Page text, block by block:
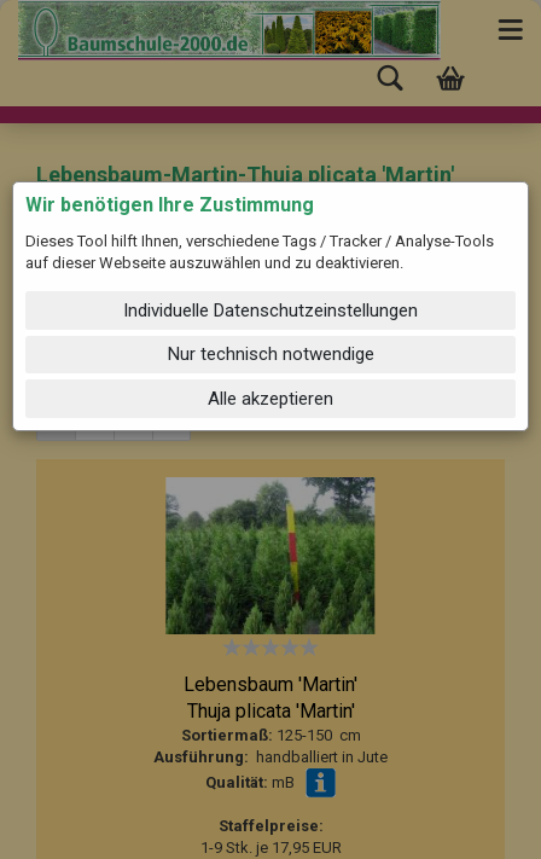
Lebensbaum-Martin-Thuja plicata 'Martin'
Beschreibung ...
Filter nach Sortiermaß in cm: Alle Größen Sortieren nach
Lebensbaum 'Martin'
Thuja plicata 'Martin'
Sortiermaß: 125-150 cm
Ausführung: handballiert in Jute
Qualität: mB
Staffelpreise:
1-9 Stk. je 17,95 EUR
Wir benötigen Ihre Zustimmung
Dieses Tool hilft Ihnen, verschiedene Tags / Tracker / Analyse-Tools
auf dieser Webseite auszuwählen und zu deaktivieren.
Individuelle Datenschutzeinstellungen
Nur technisch notwendige
Alle akzeptieren